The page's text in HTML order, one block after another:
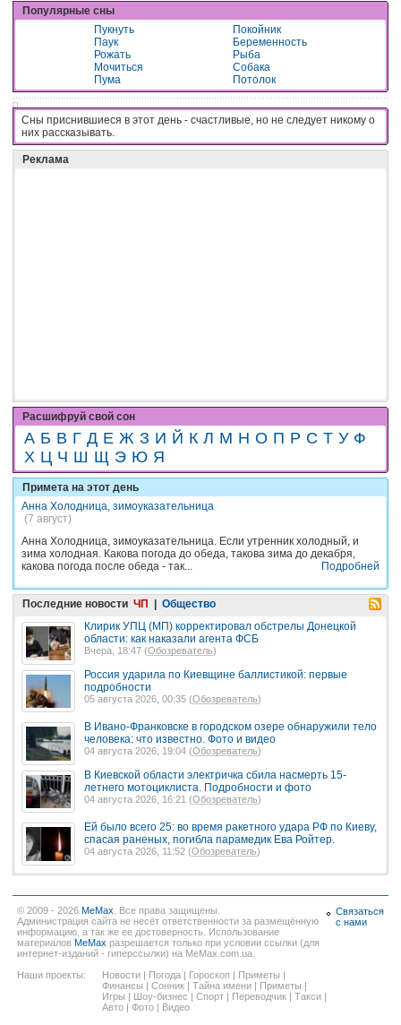
Популярные сны
Пукнуть
Покойник
Паук
Беременность
Рожать
Рыба
Мочиться
Собака
Пума
Потолок
Сны приснившиеся в этот день - cчacтливыe, нo нe cлeдyeт никoмy o
ниx paccкaзывaть.
Реклама
Расшифруй свой сон
А Б В Г Д Е Ж З И Й К Л М Н О П Р С Т У Ф
Х Ц Ч Ш Щ Э Ю Я
Примета на этот день
Анна Холодница, зимоуказательница
(7 август)
Анна Холодница, зимоуказательница. Если утренник холодный, и
зима холодная. Какова погода до обеда, такова зима до декабря,
какова погода после обеда - так...
Подробней
Последние новости ЧП
Общество
Клирик УПЦ (МП) корректировал обстрелы Донецкой
области: как наказали агента ФСБ
Вчера, 18:47 (Обозреватель)
Россия ударила по Киевщине баллистикой: первые
подробности
05 августа 2026, 00:35 (Обозреватель)
В Ивано-Франковске в городском озере обнаружили тело
человека: что известно. Фото и видео
04 августа 2026, 19:04 (Обозреватель)
В Киевской области электричка сбила насмерть 15-
летнего мотоциклиста. Подробности и фото
04 августа 2026, 16:21 (Обозреватель)
Ей было всего 25: во время ракетного удара РФ по Киеву,
спасая раненых, погибла парамедик Ева Ройтер.
04 августа 2026, 11:52 (Обозреватель)
© 2009 - 2026 MeMax . Все права защищены.
Администрация сайта не несёт ответственности за размещённую
информацию, а так же ее достоверность. Использование
материалов MeMax разрешается только при условии ссылки (для
интернет-изданий - гиперссылки) на MeMax.com.ua.
Наши проекты:
Новости | Погода | Гороскоп | Приметы |
Финансы | Сонник | Тайна имени | Приметы |
Игры | Шоу-бизнес | Спорт | Переводчик | Такси |
Авто | Фото | Видео
Связаться
с нами